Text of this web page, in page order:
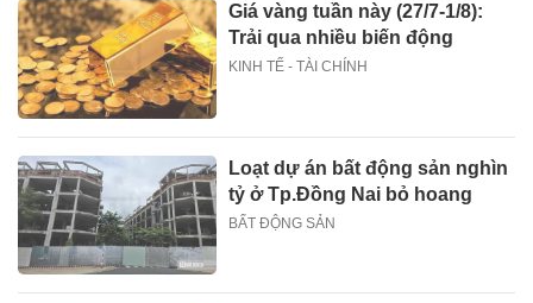
Giá vàng tuần này (27/7-1/8):
Trải qua nhiều biến động
KINH TẾ - TÀI CHÍNH
Loạt dự án bất động sản nghìn
tỷ ở Tp.Đồng Nai bỏ hoang
BẤT ĐỘNG SẢN